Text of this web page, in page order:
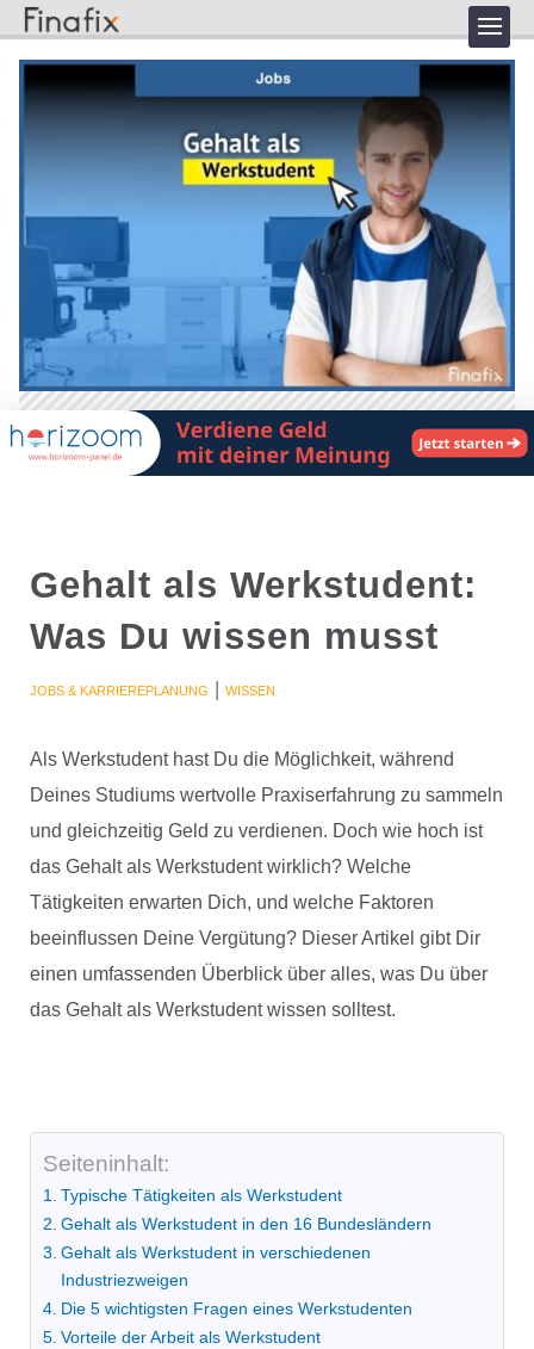
Gehalt als Werkstudent:
Was Du wissen musst
JOBS & KARRIEREPLANUNG | WISSEN
Als Werkstudent hast Du die Möglichkeit, während
Deines Studiums wertvolle Praxiserfahrung zu sammeln
und gleichzeitig Geld zu verdienen. Doch wie hoch ist
das Gehalt als Werkstudent wirklich? Welche
Tätigkeiten erwarten Dich, und welche Faktoren
beeinflussen Deine Vergütung? Dieser Artikel gibt Dir
einen umfassenden Überblick über alles, was Du über
das Gehalt als Werkstudent wissen solltest.
Seiteninhalt:
Typische Tätigkeiten als Werkstudent
Gehalt als Werkstudent in den 16 Bundesländern
Gehalt als Werkstudent in verschiedenen
Industriezweigen
Die 5 wichtigsten Fragen eines Werkstudenten
Vorteile der Arbeit als Werkstudent